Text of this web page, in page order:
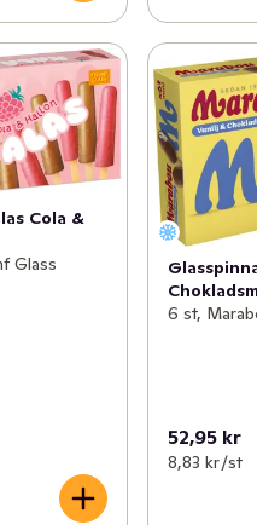
Cola &
Glass
6 st,
52,95 kr
8,83 kr /st